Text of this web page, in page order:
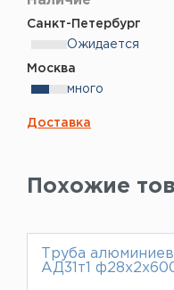
Санкт-Петербург
Ожидается
Москва
много
Доставка
Похожие
Труба
АД31т1